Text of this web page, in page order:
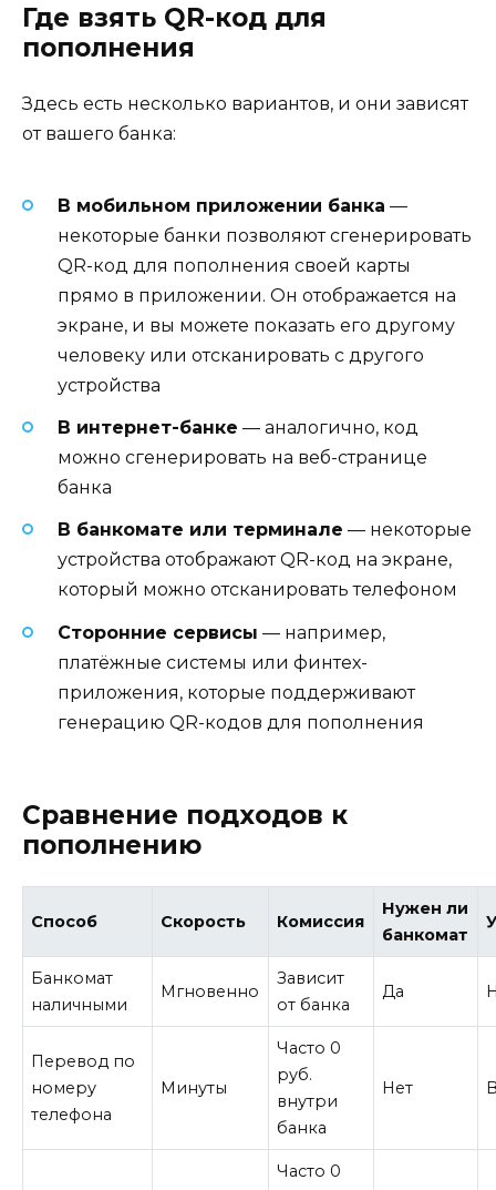
Где взять QR-код для
пополнения
Здесь есть несколько вариантов, и они зависят
от вашего банка:
В мобильном приложении банка —
некоторые банки позволяют сгенерировать
QR-код для пополнения своей карты
прямо в приложении. Он отображается на
экране, и вы можете показать его другому
человеку или отсканировать с другого
устройства
В интернет-банке — аналогично, код
можно сгенерировать на веб-странице
банка
В банкомате или терминале — некоторые
устройства отображают QR-код на экране,
который можно отсканировать телефоном
Сторонние сервисы — например,
платёжные системы или финтех-
приложения, которые поддерживают
генерацию QR-кодов для пополнения
Сравнение подходов к
пополнению
Способ Скорость Комиссия
Нужен ли
банкомат
Банкомат
наличными
Мгновенно
Зависит
от банка
Да
Перевод по
номеру
телефона
Минуты
Часто 0
руб.
внутри
банка
Нет
Часто 0